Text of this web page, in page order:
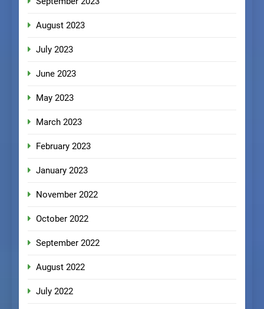
August 2023
July 2023
June 2023
May 2023
March 2023
February 2023
January 2023
November 2022
October 2022
September 2022
August 2022
July 2022